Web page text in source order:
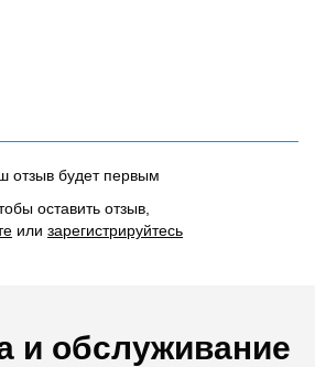
отзыв будет первым
оставить отзыв,
или зарегистрируйтесь
и обслуживание